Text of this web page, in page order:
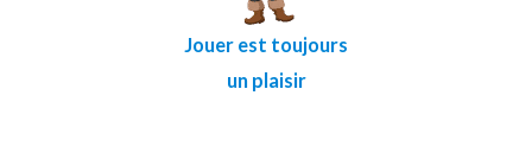
Jouer est toujours
un plaisir